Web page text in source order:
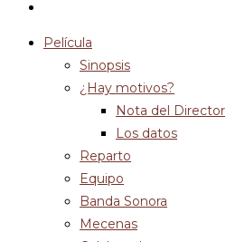
Película
Sinopsis
¿Hay motivos?
Nota del Director
Los datos
Reparto
Equipo
Banda Sonora
Mecenas